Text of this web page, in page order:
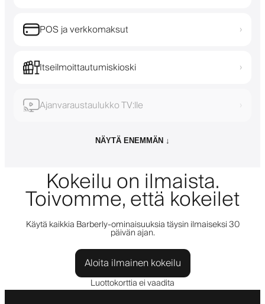
POS ja verkkomaksut ›
Itseilmoittautumiskioski ›
Ajanvaraustaulukko TV:lle ›
NÄYTÄ ENEMMÄN ↓
Kokeilu on ilmaista.
Toivomme, että kokeilet
Käytä kaikkia Barberly-ominaisuuksia täysin ilmaiseksi 30
päivän ajan.
Aloita ilmainen kokeilu
Luottokorttia ei vaadita